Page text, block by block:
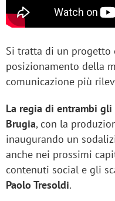
Si tratta di un
posizionamento della
comunicazione più
La regia di entrambi gli
Brugia, con la
inaugurando un
anche nei prossimi
contenuti social e gli
Paolo Tresoldi.